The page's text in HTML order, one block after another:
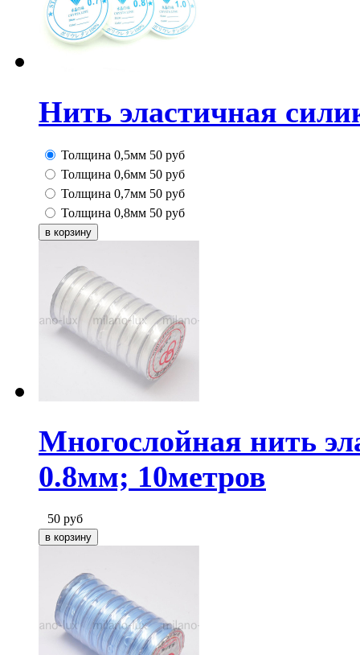
Нить эластичная
Толщина 0,5мм 50 руб
Толщина 0,6мм 50 руб
Толщина 0,7мм 50 руб
Толщина 0,8мм 50 руб
Многослойная нить
0.8мм; 10метров
50 руб